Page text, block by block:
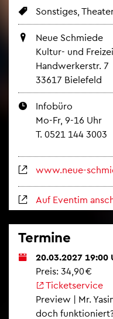
Sons­ti­ges,
Neue Schmie­de
Kul­tur- und
Hand­wer­ker­str. 7
33617 Bie­le­feld
In­fo­bü­ro
Mo-Fr, 9-16 Uhr
T. 0521 144 3003
www.​neue-​
Auf Even­tim
Ter­mi­ne
20.03.2027 19:00
Preis: 34,90 €
Ti­cket­ser­vice
Pre­view | Mr.
doch